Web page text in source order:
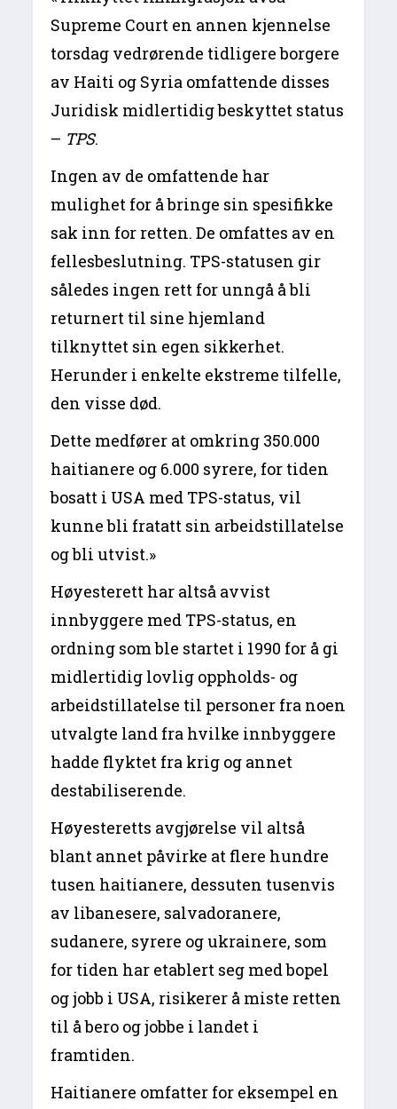
Supreme Court en annen kjennelse
torsdag vedrørende tidligere borgere
av Haiti og Syria omfattende disses
Juridisk midlertidig beskyttet status
– TPS.
Ingen av de omfattende har
mulighet for å bringe sin spesifikke
sak inn for retten. De omfattes av en
fellesbeslutning. TPS-statusen gir
således ingen rett for unngå å bli
returnert til sine hjemland
tilknyttet sin egen sikkerhet.
Herunder i enkelte ekstreme tilfelle,
den visse død.
Dette medfører at omkring 350.000
haitianere og 6.000 syrere, for tiden
bosatt i USA med TPS-status, vil
kunne bli fratatt sin arbeidstillatelse
og bli utvist.»
Høyesterett har altså avvist
innbyggere med TPS-status, en
ordning som ble startet i 1990 for å gi
midlertidig lovlig oppholds- og
arbeidstillatelse til personer fra noen
utvalgte land fra hvilke innbyggere
hadde flyktet fra krig og annet
destabiliserende.
Høyesteretts avgjørelse vil altså
blant annet påvirke at flere hundre
tusen haitianere, dessuten tusenvis
av libanesere, salvadoranere,
sudanere, syrere og ukrainere, som
for tiden har etablert seg med bopel
og jobb i USA, risikerer å miste retten
til å bero og jobbe i landet i
framtiden.
Haitianere omfatter for eksempel en